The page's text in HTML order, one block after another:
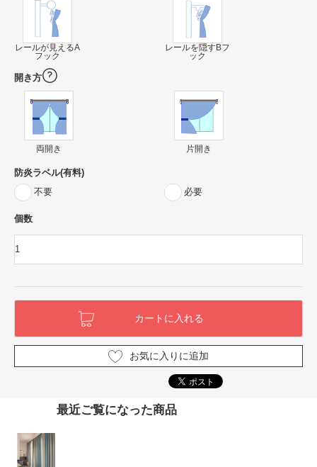
レールが見えるA
フック
レールを隠すBフ
ック
開き方
両開き 片開き
防炎ラベル(有料)
不要
必要
個数
お気に入りに追加
最近ご覧になった商品